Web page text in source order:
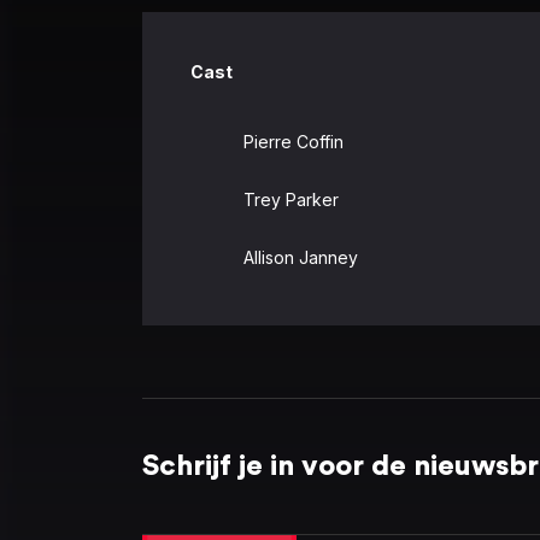
Cast
Pierre Coffin
Trey Parker
Allison Janney
Schrijf je in voor de